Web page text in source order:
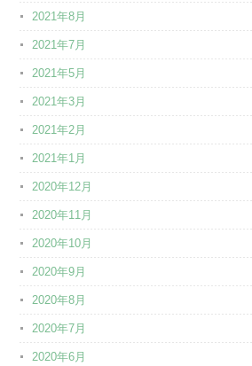
2021年8月
2021年7月
2021年5月
2021年3月
2021年2月
2021年1月
2020年12月
2020年11月
2020年10月
2020年9月
2020年8月
2020年7月
2020年6月